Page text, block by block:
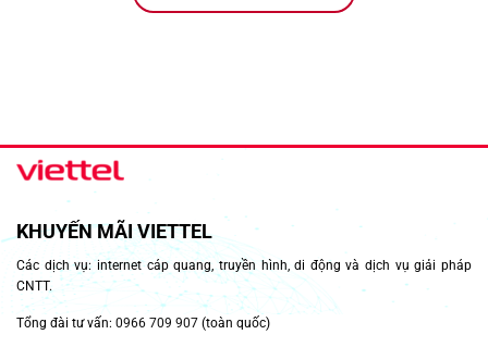
KHUYẾN MÃI VIETTEL
Các dịch vụ: internet cáp quang, truyền hình, di động và dịch vụ giải pháp
CNTT.
Tổng đài tư vấn: 0966 709 907 (toàn quốc)